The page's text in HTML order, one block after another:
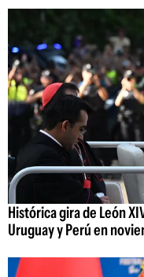
Histórica gira de León
Uruguay y Perú en